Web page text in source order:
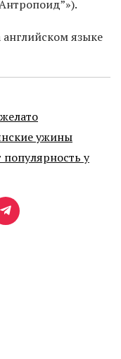
языке
ужины
популярность у